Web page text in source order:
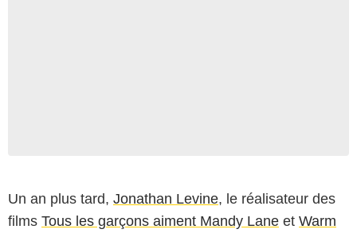
Un an plus tard, Jonathan Levine, le réalisateur des
films Tous les garçons aiment Mandy Lane et Warm